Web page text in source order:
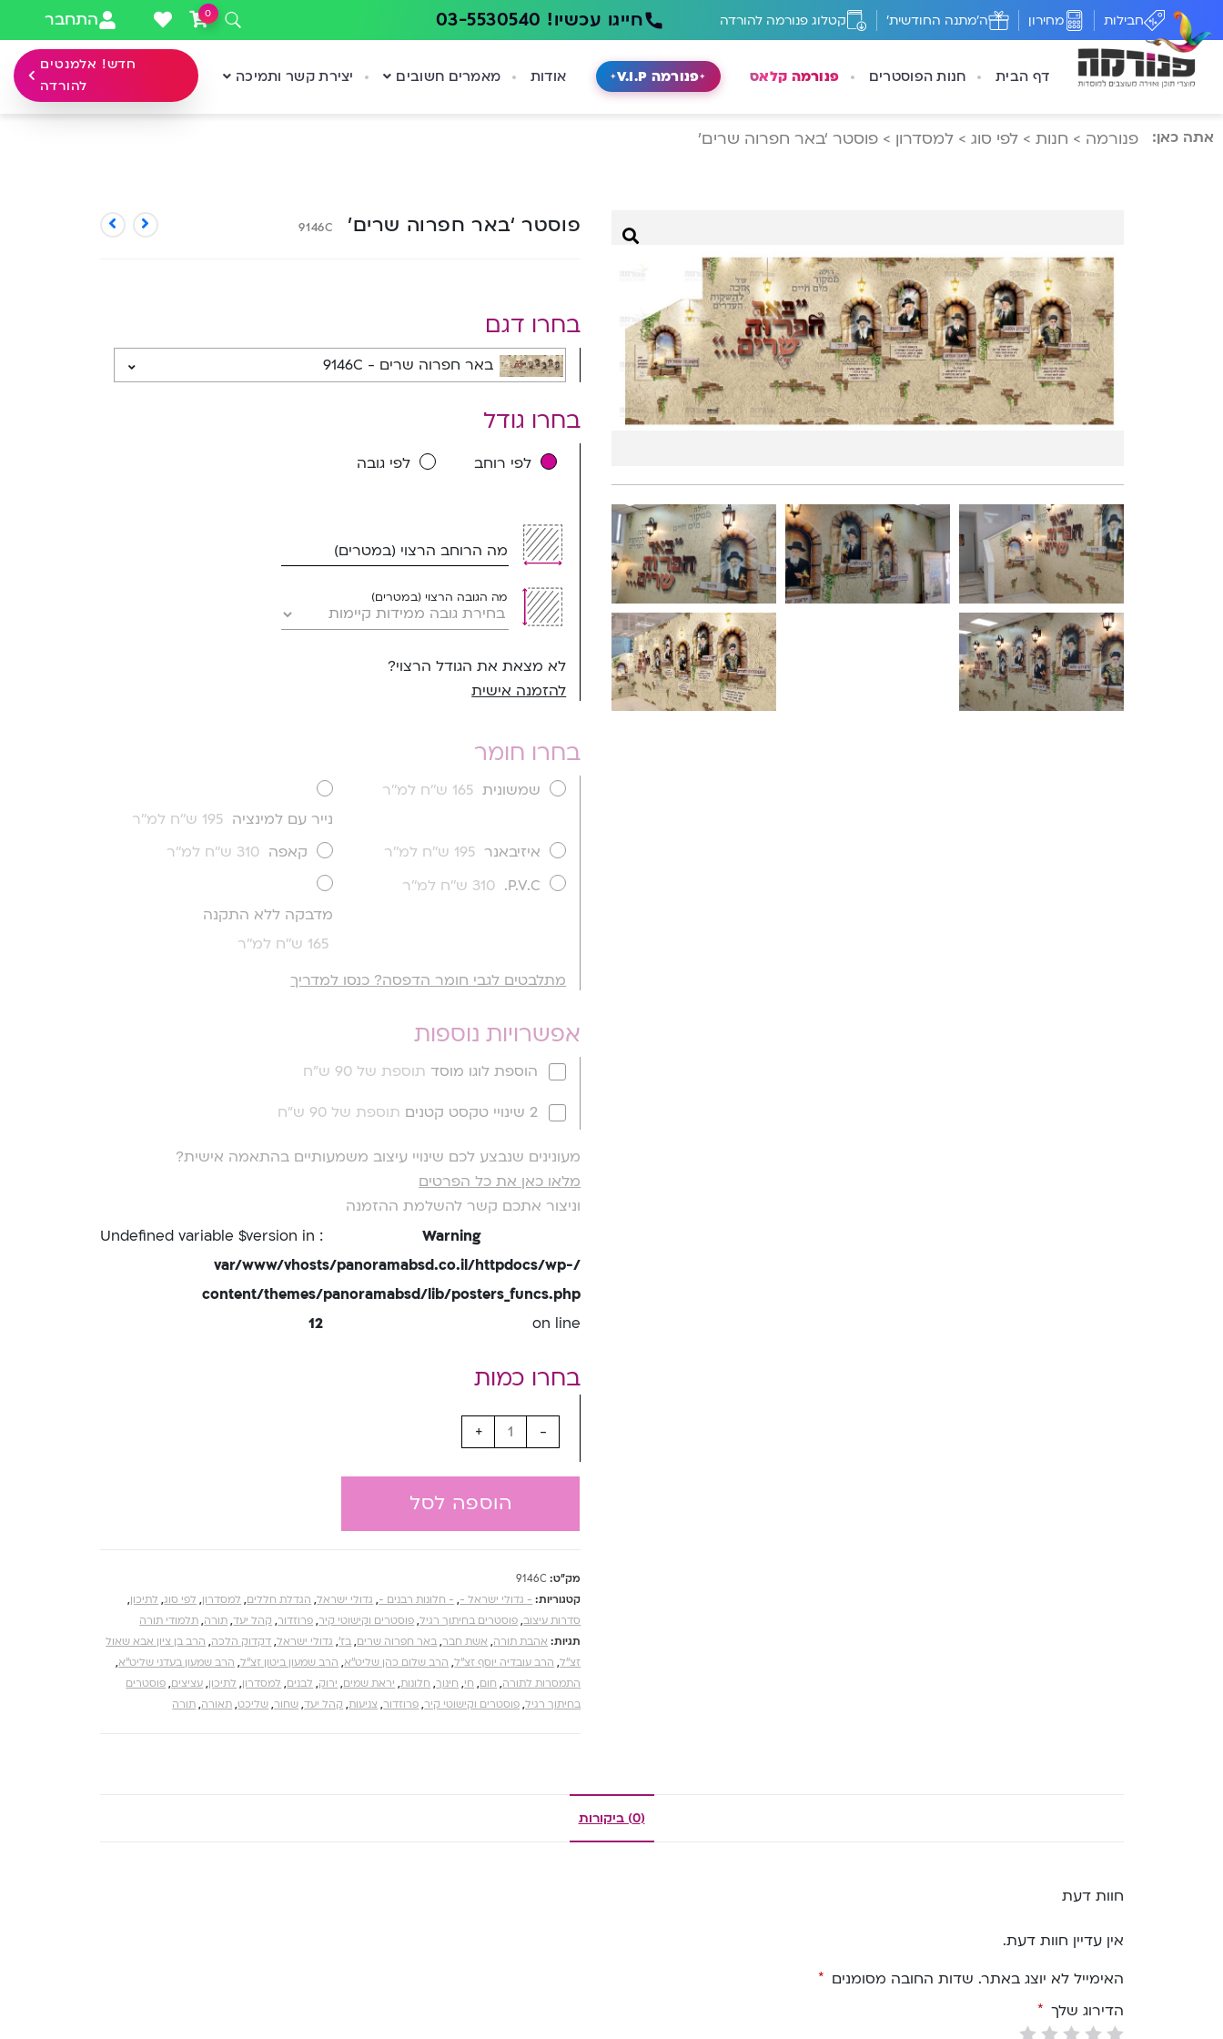
חבילות מחירון ה'מתנה החודשית' קטלוג פנורמה להורדה חייגו עכשיו! 03-5530540 0 התחבר
דף הבית חנות הפוסטרים פנורמה קלאס פנורמה V.I.P אודות מאמרים חשובים יצירת קשר ותמיכה
חדש! אלמנטים
להורדה
אתה כאן: פנורמה > חנות > לפי סוג > למסדרון > פוסטר ‘באר חפרוה שרים’
פוסטר ‘באר חפרוה שרים’ 9146C
בחרו דגם
באר חפרוה שרים - 9146C
בחרו גודל
לפי רוחב לפי גובה
מה הרוחב הרצוי (במטרים)
מה הגובה הרצוי (במטרים)
לא מצאת את הגודל הרצוי?
להזמנה אישית
בחרו חומר
שמשונית 165 ש''ח למ''ר
נייר עם למינציה 195 ש''ח למ''ר
איזיבאנר 195 ש''ח למ''ר קאפה 310 ש''ח למ''ר
P.V.C.
310 ש''ח למ''ר
מדבקה ללא התקנה
165 ש''ח למ''ר
מתלבטים לגבי חומר הדפסה? כנסו למדריך
אפשרויות נוספות
הוספת לוגו מוסד תוספת של 90 ש"ח
2 שינויי טקסט קטנים תוספת של 90 ש"ח
מעונינים שנבצע לכם שינויי עיצוב משמעותיים בהתאמה אישית?
מלאו כאן את כל הפרטים
וניצור אתכם קשר להשלמת ההזמנה
Warning
: Undefined variable $version in
/var/www/vhosts/panoramabsd.co.il/httpdocs/wp-
content/themes/panoramabsd/lib/posters_funcs.php
on line
12
-
+
הוספה לסל
מק"ט: 9146C
קטגוריות: - גדולי ישראל -, - חלונות רבנים -, גדולי ישראל, הגדלת חללים, למסדרון, לפי סוג, לתיכון,
סדרות עיצוב, פוסטרים בחיתוך רגיל, פוסטרים וקישוטי קיר, פרוזדור, קהל יעד, תורה, תלמודי תורה
תגיות: אהבת תורה, אשת חבר, באר חפרוה שרים, בז', גדולי ישראל, דקדוק הלכה, הרב בן ציון אבא שאול
זצ''ל, הרב עובדיה יוסף זצ''ל, הרב שלום כהן שליט''א, הרב שמעון ביטון זצ''ל, הרב שמעון בעדני שליט''א,
התמסרות לתורה, חום, חי, חינוך, חלונות, יראת שמים, ירוק, לבנים, למסדרון, לתיכון, עציצים, פוסטרים
בחיתוך רגיל, פוסטרים וקישוטי קיר, פרוזדור, צניעות, קהל יעד, שחור, שליכט, תאורה, תורה
(0) ביקורות
חוות דעת
אין עדיין חוות דעת.
האימייל לא יוצג באתר. שדות החובה מסומנים *
הדירוג שלך *